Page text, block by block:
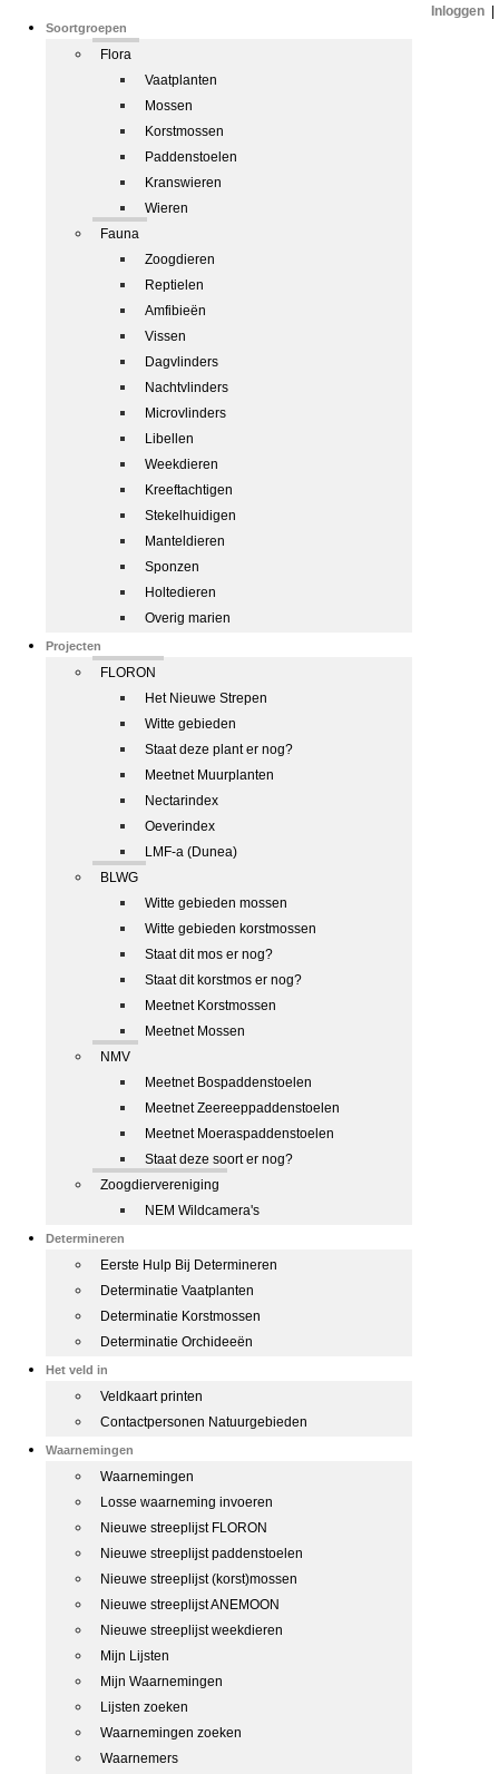
Soortgroepen
Flora
Vaatplanten
Mossen
Korstmossen
Paddenstoelen
Kranswieren
Wieren
Fauna
Zoogdieren
Reptielen
Amfibieën
Vissen
Dagvlinders
Nachtvlinders
Microvlinders
Libellen
Weekdieren
Kreeftachtigen
Stekelhuidigen
Manteldieren
Sponzen
Holtedieren
Overig marien
Projecten
FLORON
Het Nieuwe Strepen
Witte gebieden
Staat deze plant er nog?
Meetnet Muurplanten
Nectarindex
Oeverindex
LMF-a (Dunea)
BLWG
Witte gebieden mossen
Witte gebieden korstmossen
Staat dit mos er nog?
Staat dit korstmos er nog?
Meetnet Korstmossen
Meetnet Mossen
NMV
Meetnet Bospaddenstoelen
Meetnet Zeereeppaddenstoelen
Meetnet Moeraspaddenstoelen
Staat deze soort er nog?
Zoogdiervereniging
NEM Wildcamera's
Determineren
Eerste Hulp Bij Determineren
Determinatie Vaatplanten
Determinatie Korstmossen
Determinatie Orchideeën
Het veld in
Veldkaart printen
Contactpersonen Natuurgebieden
Waarnemingen
Waarnemingen
Losse waarneming invoeren
Nieuwe streeplijst FLORON
Nieuwe streeplijst paddenstoelen
Nieuwe streeplijst (korst)mossen
Nieuwe streeplijst ANEMOON
Nieuwe streeplijst weekdieren
Mijn Lijsten
Mijn Waarnemingen
Lijsten zoeken
Waarnemingen zoeken
Waarnemers
Inloggen